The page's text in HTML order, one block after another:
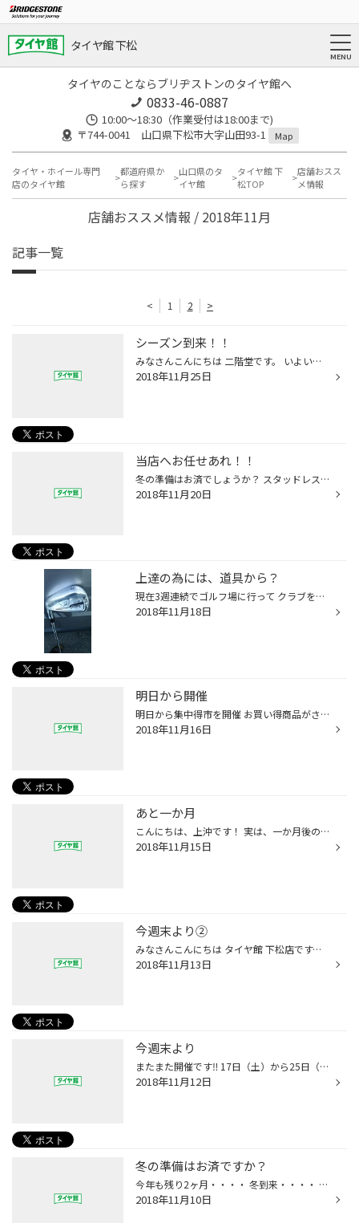
タイヤ館 下松
タイヤのことならブリヂストンのタイヤ館へ
0833-46-0887
10:00～18:30（作業受付は18:00まで)
〒744-0041 山口県下松市大字山田93-1
Map
タイヤ・ホイール専門
店のタイヤ館
都道府県か
ら探す
山口県のタ
イヤ館
タイヤ館 下
松TOP
店舗おスス
メ情報
店舗おススメ情報 / 2018年11月
記事一覧
< 1 2 >
シーズン到来！！
みなさんこんにちは 二階堂です。 いよいよ 2018年冬 到来です！！ この３連休でも たくさんのお客様に 冬用タイヤ（スタッドレスタイヤ）を 取付させて頂きました。 ありがとうございます 早めの準備は 安心にもつながります。 まだ取付を先にしようかな と、お考えの方 ぜひ、今年は早めの装着を...
2018年11月25日
当店へお任せあれ！！
冬の準備はお済でしょうか？ スタッドレスタイヤへの付け替えも 増えて参りました。 12月に入ると2-3時間お時間を頂く場合もございますので 早めの付け替えをお勧めします。 ここで朗報 11/25まで集中得市開催中！！ 新品タイヤ購入をご検討中の方は ぜひこの機会に！！ タイヤ付け替え/スタッドレ...
2018年11月20日
上達の為には、道具から？
現在3週連続でゴルフ場に行って クラブを振り回している小澤です。 後2週は連続で行くつもりです。・・・予約済み 注文していたクラブも届いたので 目指すは自己ベスト！！！ 昨日から集中得市を開催中 お買い得商品多数 もちろん冬タイヤの取り付けも行いますので お気軽にご来店ください。
2018年11月18日
明日から開催
明日から集中得市を開催 お買い得商品がさらにお買い得に・・・・ 9日間ありますので、ぜひご来店ください。 お待ちしています。
2018年11月16日
あと一か月
こんにちは、上沖です！ 実は、一か月後の12/15日は僕の誕生日です。 とは言っても何にもないんですけどね(笑)。 子供のころはクリスマスとプレゼントを一緒に、 されてしまうので、ほかの誕生日の人をうらやましがったり しましたが、今では親戚の子供にお年玉を上げないと…と 考えなければならな...
2018年11月15日
今週末より②
みなさんこんにちは タイヤ館 下松店です。 昨日の日記にも紹介しましたが 今週末より 集中得市 を開催します。 冬タイヤはもちろん メンテナンス商品も お買い得になっています。 新年を迎える前に 愛車の整備 タイヤ館 下松店に ぜひお任せください（＾＾）
2018年11月13日
今週末より
またまた開催です‼︎ 17日（土）から25日（日）の8日間 （水曜店休日）集中得市開催‼︎ スタッドレスタイヤをご検討中の方 この機会にぜひぜひ‼︎ また、サイズが合えばラッキー‼︎ 夏冬タイヤの長期在庫品を大放出‼︎ 皆様のご来店お待ちしております。
2018年11月12日
冬の準備はお済ですか？
今年も残り2ヶ月・・・・ 冬到来・・・・ 当店も冬タイヤ大量在庫をして準備万端です。 冬タイヤをご検討の方はお気軽にお越しください。
2018年11月10日